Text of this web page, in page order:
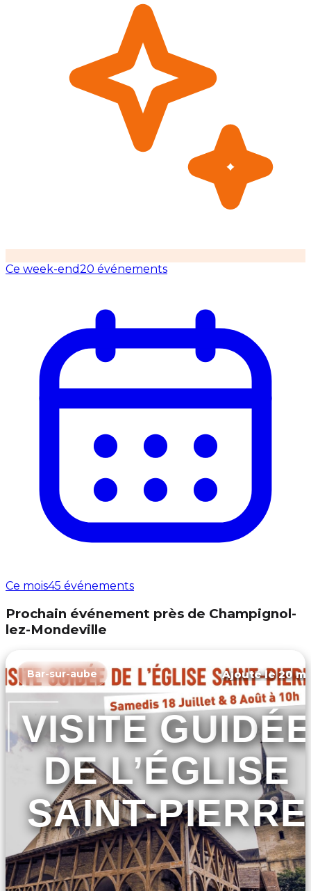
Ce week-end20 événements
Ce mois45 événements
Prochain événement près de Champignol-
lez-Mondeville
Bar-sur-aube Ajouté le 20
VISITE
DE L’ÉGLISE
SAINT-PIERRE